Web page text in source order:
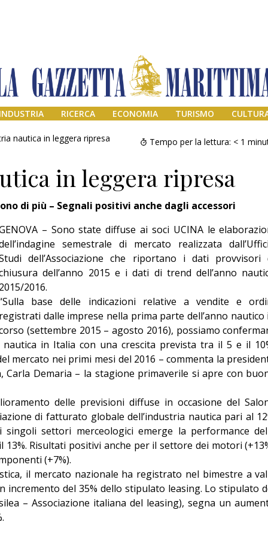
RICERCA ECONOMIA TURISMO
nautica in leggera ripresa Tempo per la lettura: < 1
in leggera ripresa
di più – Segnali positivi anche dagli accessori
– Sono state diffuse ai soci UCINA le
semestrale di mercato realizzata
dell’Associazione che riportano i dati provvisori
dell’anno 2015 e i dati di trend dell’anno
2016.
base delle indicazioni relative a vendite e
dalle imprese nella prima parte dell’anno nautico
(settembre 2015 – agosto 2016), possiamo
in Italia con una crescita prevista tra il 5 e il
mercato nei primi mesi del 2016 – commenta la
Carla Demaria – la stagione primaverile si apre con
delle previsioni diffuse in occasione del
di fatturato globale dell’industria nautica pari al
settori merceologici emerge la performance
13%. Risultati positivi anche per il settore dei motori
(+7%).
il mercato nazionale ha registrato nel bimestre a
incremento del 35% dello stipulato leasing. Lo stipulato
– Associazione italiana del leasing), segna un
Addio amico
Giorgio